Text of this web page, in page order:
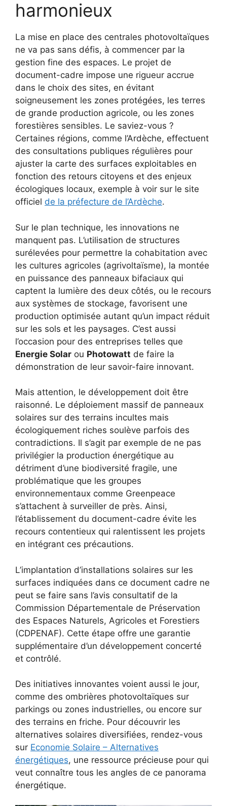
harmonieux
La mise en place des centrales photovoltaïques
ne va pas sans défis, à commencer par la
gestion fine des espaces. Le projet de
document-cadre impose une rigueur accrue
dans le choix des sites, en évitant
soigneusement les zones protégées, les terres
de grande production agricole, ou les zones
forestières sensibles. Le saviez-vous ?
Certaines régions, comme l’Ardèche, effectuent
des consultations publiques régulières pour
ajuster la carte des surfaces exploitables en
fonction des retours citoyens et des enjeux
écologiques locaux, exemple à voir sur le site
officiel de la préfecture de l’Ardèche.
Sur le plan technique, les innovations ne
manquent pas. L’utilisation de structures
surélevées pour permettre la cohabitation avec
les cultures agricoles (agrivoltaïsme), la montée
en puissance des panneaux bifaciaux qui
captent la lumière des deux côtés, ou le recours
aux systèmes de stockage, favorisent une
production optimisée autant qu’un impact réduit
sur les sols et les paysages. C’est aussi
l’occasion pour des entreprises telles que
Energie Solar ou Photowatt de faire la
démonstration de leur savoir-faire innovant.
Mais attention, le développement doit être
raisonné. Le déploiement massif de panneaux
solaires sur des terrains incultes mais
écologiquement riches soulève parfois des
contradictions. Il s’agit par exemple de ne pas
privilégier la production énergétique au
détriment d’une biodiversité fragile, une
problématique que les groupes
environnementaux comme Greenpeace
s’attachent à surveiller de près. Ainsi,
l’établissement du document-cadre évite les
recours contentieux qui ralentissent les projets
en intégrant ces précautions.
L’implantation d’installations solaires sur les
surfaces indiquées dans ce document cadre ne
peut se faire sans l’avis consultatif de la
Commission Départementale de Préservation
des Espaces Naturels, Agricoles et Forestiers
(CDPENAF). Cette étape offre une garantie
supplémentaire d’un développement concerté
et contrôlé.
Des initiatives innovantes voient aussi le jour,
comme des ombrières photovoltaïques sur
parkings ou zones industrielles, ou encore sur
des terrains en friche. Pour découvrir les
alternatives solaires diversifiées, rendez-vous
sur Economie Solaire – Alternatives
énergétiques, une ressource précieuse pour qui
veut connaître tous les angles de ce panorama
énergétique.